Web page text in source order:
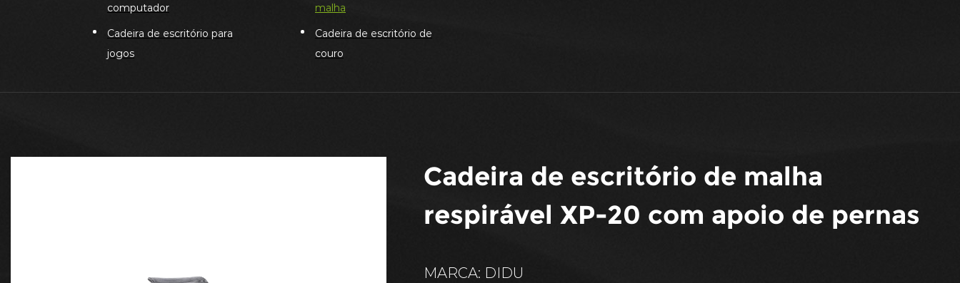
computador
Cadeira de escritório para
jogos
malha
Cadeira de escritório de
couro
Cadeira de escritório de malha
respirável XP-20 com apoio de pernas
MARCA: DIDU